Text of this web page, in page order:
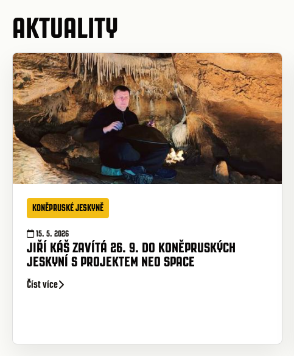
AKTUALITY
KONĚPRUSKÉ JESKYNĚ
15. 5. 2026
JIŘÍ KÁŠ ZAVÍTÁ 26. 9. DO KONĚPRUSKÝCH
JESKYNÍ S PROJEKTEM NEO SPACE
Číst více